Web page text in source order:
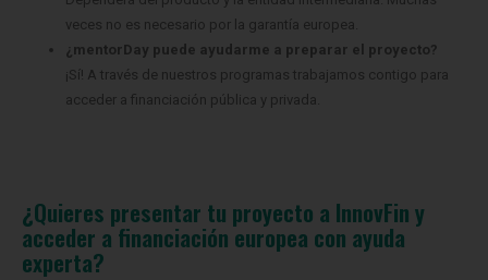
veces no es necesario por la garantía europea.
¿mentorDay puede ayudarme a preparar el proyecto?
¡Sí! A través de nuestros programas trabajamos contigo para
acceder a financiación pública y privada.
¿Quieres presentar tu proyecto a InnovFin y
acceder a financiación europea con ayuda
experta?